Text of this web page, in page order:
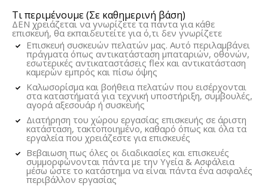
Τι περιμένουμε (Σε καθημερινή βάση)
ΔΕΝ χρειάζεται να γνωρίζετε τα πάντα για κάθε
επισκευή, θα εκπαιδευτείτε για ό,τι δεν γνωρίζετε
Επισκευή συσκευών πελατών μας. Αυτό περιλαμβάνει
πράγματα όπως αντικατάσταση μπαταριών, οθονών,
εσωτερικές αντικαταστάσεις flex και αντικατάσταση
καμερών εμπρός και πίσω όψης
Καλωσορίσμα και βοήθεια πελατών που εισέρχονται
στα καταστήματά για τεχνική υποστήριξη, συμβουλές,
αγορά αξεσουάρ ή συσκευής
Διατήρηση του χώρου εργασίας επισκευής σε άριστη
κατάσταση, τακτοποιημένο, καθαρό όπως και όλα τα
εργαλεία που χρειάζεστε για επισκευές
Βεβαιωση πως όλες οι διαδικασίες και επισκευές
συμμορφώνονται πάντα με την Υγεία & Ασφάλεια
μέσω ώστε το κατάστημα να είναι πάντα ένα ασφαλές
περιβάλλον εργασίας